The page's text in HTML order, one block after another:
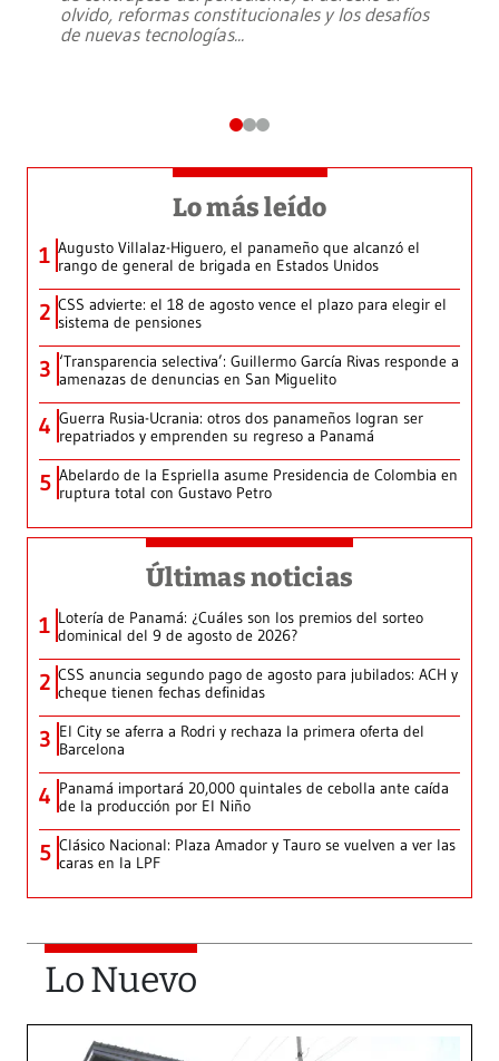
olvido, reformas constitucionales y los desafíos
de nuevas tecnologías...
Lo más leído
1 Augusto Villalaz-Higuero, el panameño que alcanzó el
rango de general de brigada en Estados Unidos
2 CSS advierte: el 18 de agosto vence el plazo para elegir el
sistema de pensiones
3 ‘Transparencia selectiva’: Guillermo García Rivas responde a
amenazas de denuncias en San Miguelito
4 Guerra Rusia-Ucrania: otros dos panameños logran ser
repatriados y emprenden su regreso a Panamá
5 Abelardo de la Espriella asume Presidencia de Colombia en
ruptura total con Gustavo Petro
Últimas noticias
1 Lotería de Panamá: ¿Cuáles son los premios del sorteo
dominical del 9 de agosto de 2026?
2 CSS anuncia segundo pago de agosto para jubilados: ACH y
cheque tienen fechas definidas
3 El City se aferra a Rodri y rechaza la primera oferta del
Barcelona
4 Panamá importará 20,000 quintales de cebolla ante caída
de la producción por El Niño
5 Clásico Nacional: Plaza Amador y Tauro se vuelven a ver las
caras en la LPF
Lo Nuevo